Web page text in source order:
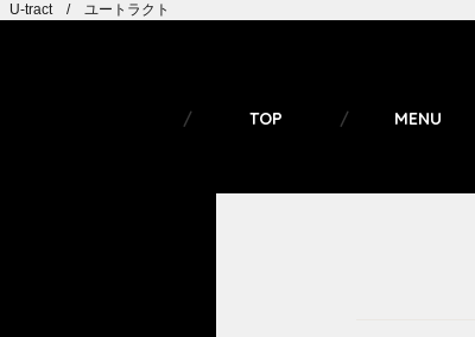
U-tract / ユートラクト
TOP MENU